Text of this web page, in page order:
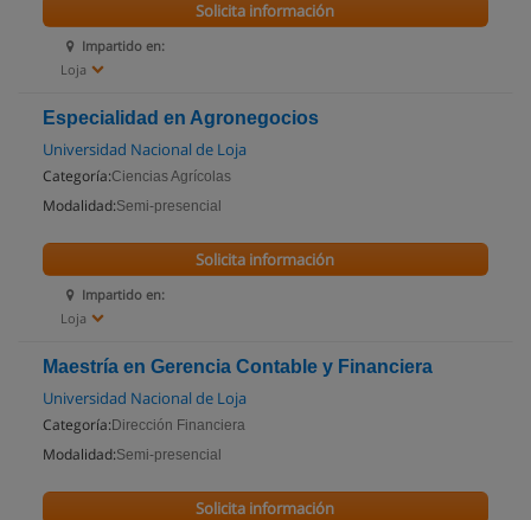
Impartido en:
Loja
Solicita información
Especialidad en Agronegocios
Universidad Nacional de Loja
Categoría:Ciencias Agrícolas
Modalidad:Semi-presencial
Impartido en:
Loja
Solicita información
Maestría en Gerencia Contable y Financiera
Universidad Nacional de Loja
Categoría: Dirección Financiera
Modalidad:Semi-presencial
Solicita información